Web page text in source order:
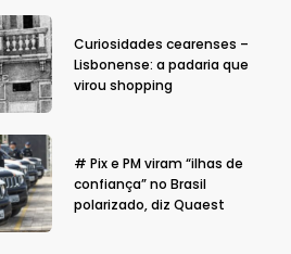
Curiosidades cearenses –
Lisbonense: a padaria que
virou shopping
# Pix e PM viram “ilhas de
confiança” no Brasil
polarizado, diz Quaest